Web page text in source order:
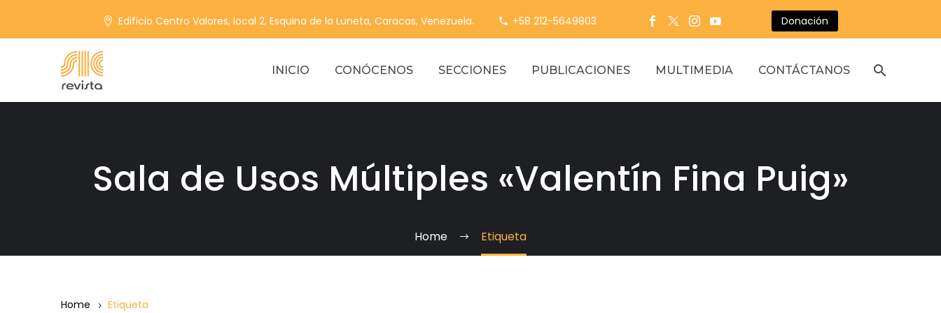
Edificio Centro Valores, local 2, Esquina de la Luneta, Caracas, Venezuela. +58 212-5649803 Donación
INICIO CONÓCENOS SECCIONES PUBLICACIONES MULTIMEDIA CONTÁCTANOS
Sala de Usos Múltiples «Valentín Fina Puig»
Home Etiqueta
Home Etiqueta